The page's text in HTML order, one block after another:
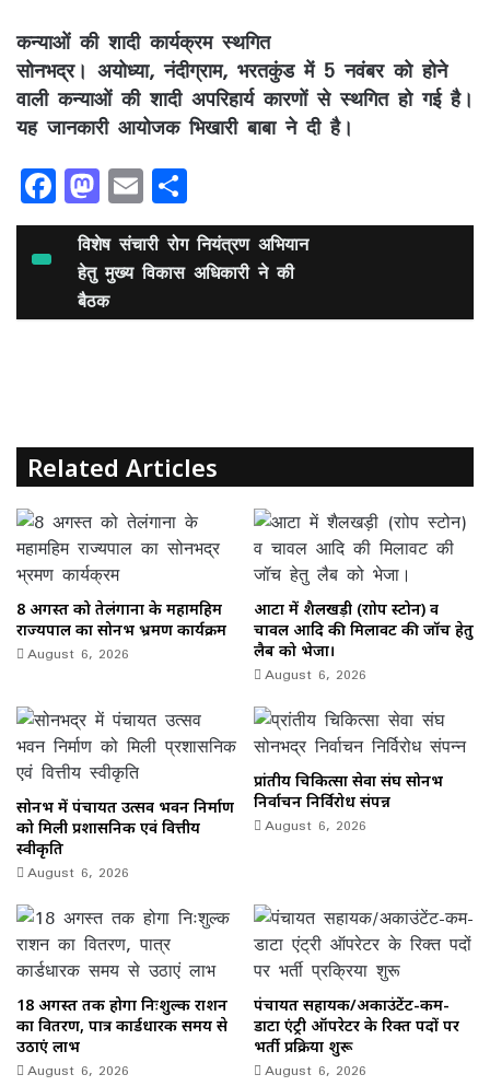
कन्याओं की शादी कार्यक्रम स्थगित
सोनभद्र। अयोध्या, नंदीग्राम, भरतकुंड में 5 नवंबर को होने
वाली कन्याओं की शादी अपरिहार्य कारणों से स्थगित हो गई है।
यह जानकारी आयोजक भिखारी बाबा ने दी है।
F
a
b
k
M
a
st
o
d
E
m
ai
l
h
ar
e
विशेष संचारी रोग नियंत्रण अभियान
हेतु मुख्य विकास अधिकारी ने की
बैठक
Related Articles
8 अगस्त को तेलंगाना के महामहिम
राज्यपाल का सोनभद्र भ्रमण कार्यक्रम
August 6, 2026
आटा में शैलखड़ी (राोप स्टोन) व
चावल आदि की मिलावट की जॉच हेतु
लैब को भेजा।
August 6, 2026
सोनभद्र में पंचायत उत्सव भवन निर्माण
को मिली प्रशासनिक एवं वित्तीय
स्वीकृति
August 6, 2026
प्रांतीय चिकित्सा सेवा संघ सोनभद्र
निर्वाचन निर्विरोध संपन्न
August 6, 2026
18 अगस्त तक होगा निःशुल्क राशन
का वितरण, पात्र कार्डधारक समय से
उठाएं लाभ
August 6, 2026
पंचायत सहायक/अकाउंटेंट-कम-
डाटा एंट्री ऑपरेटर के रिक्त पदों पर
भर्ती प्रक्रिया शुरू
August 6, 2026